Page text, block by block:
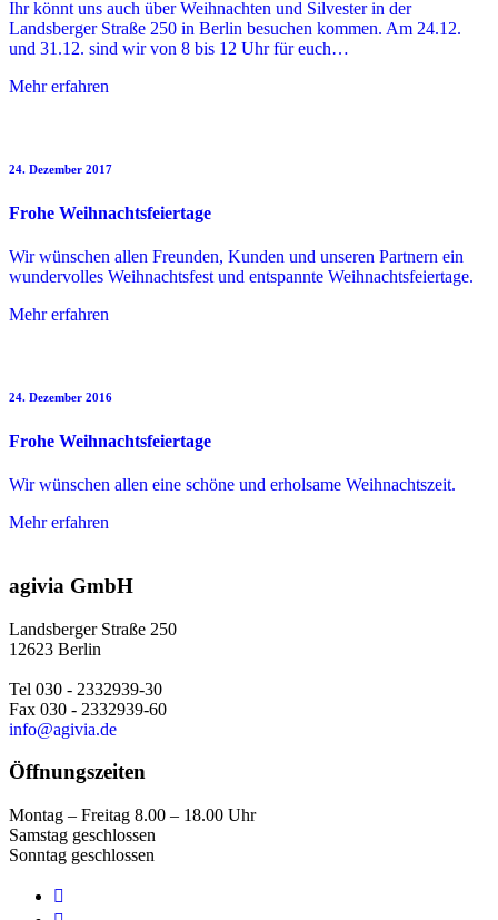
Ihr könnt uns auch über Weihnachten und Silvester in der
Landsberger Straße 250 in Berlin besuchen kommen. Am 24.12.
und 31.12. sind wir von 8 bis 12 Uhr für euch…
Mehr erfahren
24. Dezember 2017
Frohe Weihnachtsfeiertage
Wir wünschen allen Freunden, Kunden und unseren Partnern ein
wundervolles Weihnachtsfest und entspannte Weihnachtsfeiertage.
Mehr erfahren
24. Dezember 2016
Frohe Weihnachtsfeiertage
Wir wünschen allen eine schöne und erholsame Weihnachtszeit.
Mehr erfahren
agivia GmbH
Landsberger Straße 250
12623 Berlin
Tel 030 - 2332939-30
Fax 030 - 2332939-60
info@agivia.de
Öffnungszeiten
Montag – Freitag 8.00 – 18.00 Uhr
Samstag geschlossen
Sonntag geschlossen
